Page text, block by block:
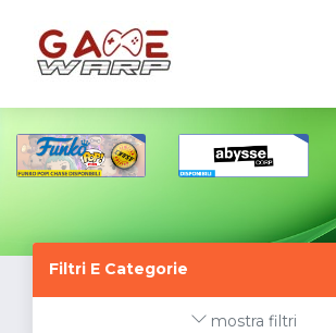
Filtri E Categorie
mostra filtri